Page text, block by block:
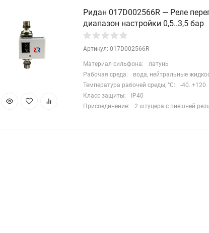
Ридан 017D002566R — Реле
диапазон настройки 0,5..3,5 бар
Артикул: 017D002566R
Материал сильфона:
латунь
Рабочая среда:
вода, нейтральные
Температура рабочей среды, °С:
-40..+120
Класс защиты:
IP40
Присоединение:
2 штуцера с внешней